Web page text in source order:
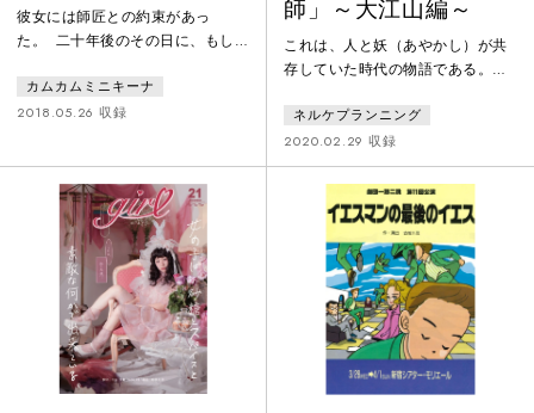
彼女には師匠との約束があっ
た。 二十年後のその日に、もし
匠は言い残した。 彼女は二十年
後のその日の天気を事前に知りた
た…彼女の周りをひらひらと舞う
一羽の蝶。 その些細な蝶の羽の
動きが、周り巡って気候を変え
た。 真冬の大地に春がやってき
た。 「蝶のように、マイベイビ
カムカムミニキーナ
2018.05.26 収録
師」～大江山編～
これは、人と妖（あやかし）が共
存していた時代の物語である。人
渡る怨念が存在していた。この世
の平和を守るために、己の能力を
駆使し、命を懸けて戦う者。天文
を読み解き、陰陽二つの世界を自
在に行き来する異能者を世の人々
は敬意をこめて「陰陽師」と呼
ぶ。源家の陰陽師でもある源頼光
は、妖を根絶やしにするため、作
り出したという武器・鬼切と妖刀
姫を伴い、酒呑童子と茨木童子が
いる大江山退
ネルケプランニング
2020.02.29 収録